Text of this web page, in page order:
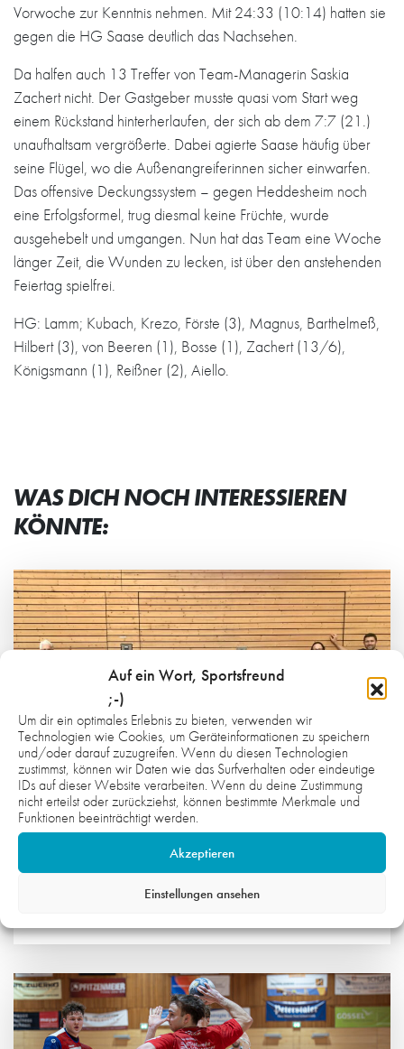
Auf ein Wort, Sportsfreund
;-)
Um dir ein optimales Erlebnis zu bieten, verwenden wir
Technologien wie Cookies, um Geräteinformationen zu speichern
und/oder darauf zuzugreifen. Wenn du diesen Technologien
zustimmst, können wir Daten wie das Surfverhalten oder eindeutige
IDs auf dieser Website verarbeiten. Wenn du deine Zustimmung
nicht erteilst oder zurückziehst, können bestimmte Merkmale und
Funktionen beeinträchtigt werden.
Akzeptieren
Einstellungen ansehen
Vorwoche zur Kenntnis nehmen. Mit 24:33 (10:14) hatten sie
gegen die HG Saase deutlich das Nachsehen.
Da halfen auch 13 Treffer von Team-Managerin Saskia
Zachert nicht. Der Gastgeber musste quasi vom Start weg
einem Rückstand hinterherlaufen, der sich ab dem 7:7 (21.)
unaufhaltsam vergrößerte. Dabei agierte Saase häufig über
seine Flügel, wo die Außenangreiferinnen sicher einwarfen.
Das offensive Deckungssystem – gegen Heddesheim noch
eine Erfolgsformel, trug diesmal keine Früchte, wurde
ausgehebelt und umgangen. Nun hat das Team eine Woche
länger Zeit, die Wunden zu lecken, ist über den anstehenden
Feiertag spielfrei.
HG: Lamm; Kubach, Krezo, Förste (3), Magnus, Barthelmeß,
Hilbert (3), von Beeren (1), Bosse (1), Zachert (13/6),
Königsmann (1), Reißner (2), Aiello.
WAS DICH NOCH INTERESSIEREN
KÖNNTE:
INKLUSION IM ALLTAG MITDENKEN